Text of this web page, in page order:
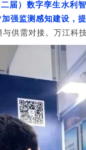
届）数字孪生水利
加强监测感知建设，
供需对接。万江科